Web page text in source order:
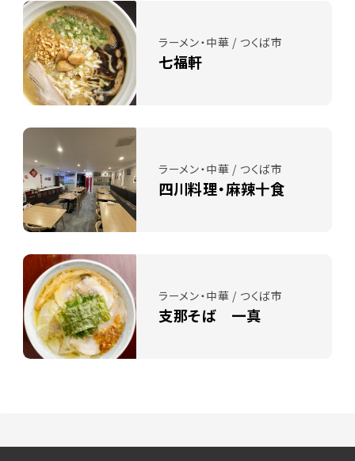
ラーメン・中華 / つくば市
七福軒
ラーメン・中華 / つくば市
四川料理・麻辣十食
ラーメン・中華 / つくば市
支那そば 一真